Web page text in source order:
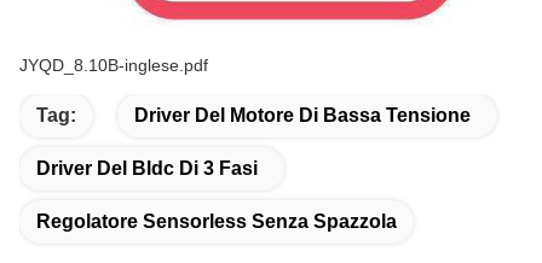
JYQD_8.10B-inglese.pdf
Tag: Driver Del Motore Di Bassa Tensione
Driver Del Bldc Di 3 Fasi
Regolatore Sensorless Senza Spazzola